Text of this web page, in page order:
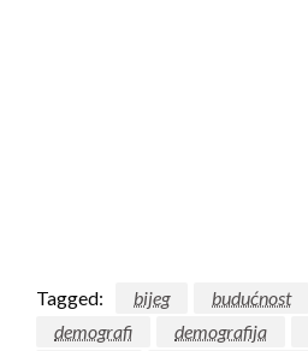
Tagged: bijeg budućnost
demografi
demografija